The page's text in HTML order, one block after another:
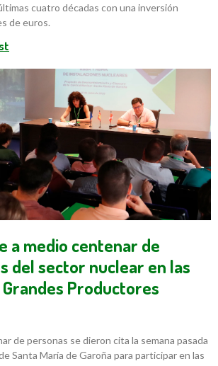
cuatro décadas con una inversión
de euros.
a medio centenar de
del sector nuclear en las
Productores
de personas se dieron cita la semana pasada
Santa María de Garoña para participar en las